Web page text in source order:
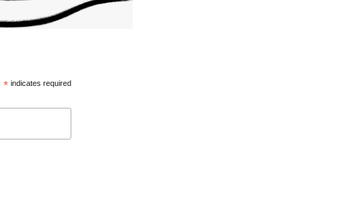
*indicates required